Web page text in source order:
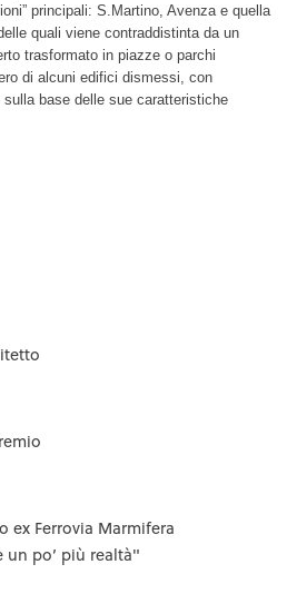
principali: S.Martino, Avenza e quella
quali viene contraddistinta da un
trasformato in piazze o parchi
di alcuni edifici dismessi, con
base delle sue caratteristiche
ex Ferrovia Marmifera
un po’ più realtà"